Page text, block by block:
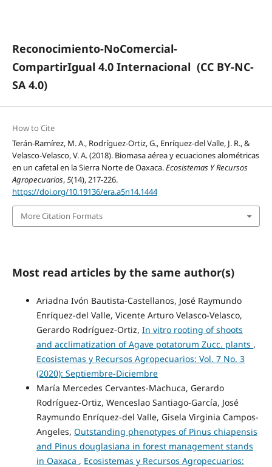
Reconocimiento-NoComercial-
CompartirIgual 4.0 Internacional (CC BY-NC-
SA 4.0)
How to Cite
Terán-Ramírez, M. A., Rodríguez-Ortiz, G., Enríquez-del Valle, J. R., &
Velasco-Velasco, V. A. (2018). Biomasa aérea y ecuaciones alométricas
en un cafetal en la Sierra Norte de Oaxaca.Ecosistemas Y Recursos
Agropecuarios,5(14), 217-226.
https://doi.org/10.19136/era.a5n14.1444
More Citation Formats
Most read articles by the same author(s)
Ariadna Ivón Bautista-Castellanos, José Raymundo
Enríquez-del Valle, Vicente Arturo Velasco-Velasco,
Gerardo Rodríguez-Ortiz, In vitro rooting of shoots
and acclimatization of Agave potatorum Zucc. plants ,
Ecosistemas y Recursos Agropecuarios: Vol. 7 No. 3
(2020): Septiembre-Diciembre
María Mercedes Cervantes-Machuca, Gerardo
Rodríguez-Ortiz, Wenceslao Santiago-García, José
Raymundo Enríquez-del Valle, Gisela Virginia Campos-
Angeles, Outstanding phenotypes of Pinus chiapensis
and Pinus douglasiana in forest management stands
in Oaxaca , Ecosistemas y Recursos Agropecuarios: